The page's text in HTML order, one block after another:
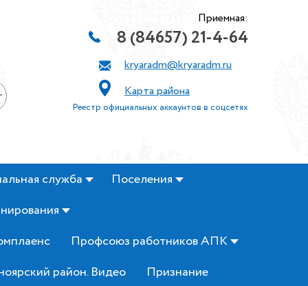
Приемная:
8 (84657) 21-4-64
kryaradm@kryaradm.ru
Карта района
Реестр официальных аккаунтов в соцсетях
служба
Поселения
Профсоюз работников АПК
район. Видео
Признание